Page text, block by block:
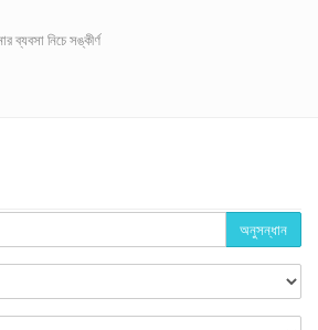
ব্যবসা নিচে সঙ্কীর্ণ
অনুসন্ধান